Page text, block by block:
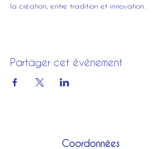
la création, entre tradition et innovation.
Partager cet événement
Coordonnées